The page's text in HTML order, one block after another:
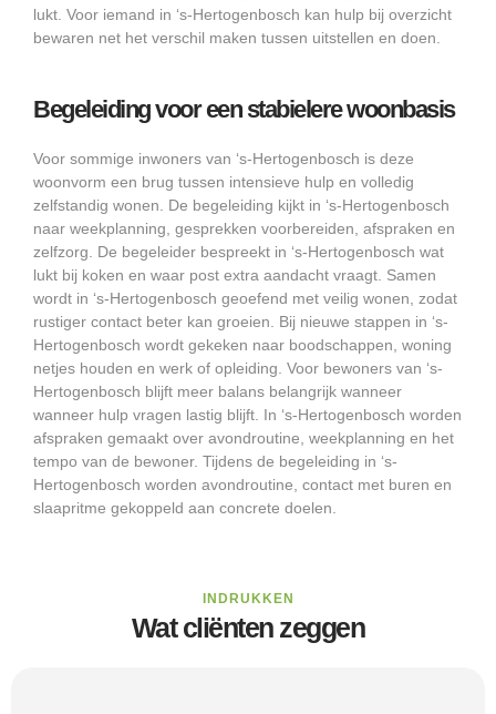
lukt. Voor iemand in ‘s-Hertogenbosch kan hulp bij overzicht
bewaren net het verschil maken tussen uitstellen en doen.
Begeleiding voor een stabielere woonbasis
Voor sommige inwoners van ‘s-Hertogenbosch is deze
woonvorm een brug tussen intensieve hulp en volledig
zelfstandig wonen. De begeleiding kijkt in ‘s-Hertogenbosch
naar weekplanning, gesprekken voorbereiden, afspraken en
zelfzorg. De begeleider bespreekt in ‘s-Hertogenbosch wat
lukt bij koken en waar post extra aandacht vraagt. Samen
wordt in ‘s-Hertogenbosch geoefend met veilig wonen, zodat
rustiger contact beter kan groeien. Bij nieuwe stappen in ‘s-
Hertogenbosch wordt gekeken naar boodschappen, woning
netjes houden en werk of opleiding. Voor bewoners van ‘s-
Hertogenbosch blijft meer balans belangrijk wanneer
wanneer hulp vragen lastig blijft. In ‘s-Hertogenbosch worden
afspraken gemaakt over avondroutine, weekplanning en het
tempo van de bewoner. Tijdens de begeleiding in ‘s-
Hertogenbosch worden avondroutine, contact met buren en
slaapritme gekoppeld aan concrete doelen.
INDRUKKEN
Wat cliënten zeggen